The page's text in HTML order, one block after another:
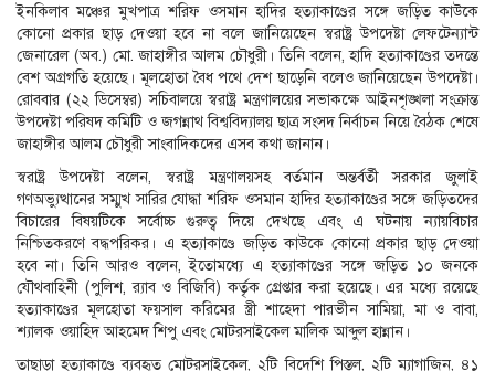
ইনকিলাব মঞ্চের মুখপাত্র শরিফ ওসমান হাদির হত্যাকাণ্ডের সঙ্গে জড়িত কাউকে
কোনো প্রকার ছাড় দেওয়া হবে না বলে জানিয়েছেন স্বরাষ্ট্র উপদেষ্টা লেফটেন্যান্ট
জেনারেল (অব.) মো. জাহাঙ্গীর আলম চৌধুরী। তিনি বলেন, হাদি হত্যাকাণ্ডের তদন্তে
বেশ অগ্রগতি হয়েছে। মূলহোতা বৈধ পথে দেশ ছাড়েনি বলেও জানিয়েছেন উপদেষ্টা।
রোববার (২২ ডিসেম্বর) সচিবালয়ে স্বরাষ্ট্র মন্ত্রণালয়ের সভাকক্ষে আইনশৃঙ্খলা সংক্রান্ত
উপদেষ্টা পরিষদ কমিটি ও জগন্নাথ বিশ্ববিদ্যালয় ছাত্র সংসদ নির্বাচন নিয়ে বৈঠক শেষে
জাহাঙ্গীর আলম চৌধুরী সাংবাদিকদের এসব কথা জানান।
স্বরাষ্ট্র উপদেষ্টা বলেন, স্বরাষ্ট্র মন্ত্রণালয়সহ বর্তমান অন্তর্বর্তী সরকার জুলাই
গণঅভ্যুত্থানের সম্মুখ সারির যোদ্ধা শরিফ ওসমান হাদির হত্যাকাণ্ডের সঙ্গে জড়িতদের
বিচারের বিষয়টিকে সর্বোচ্চ গুরুত্ব দিয়ে দেখছে এবং এ ঘটনায় ন্যায়বিচার
নিশ্চিতকরণে বদ্ধপরিকর। এ হত্যাকাণ্ডে জড়িত কাউকে কোনো প্রকার ছাড় দেওয়া
হবে না। তিনি আরও বলেন, ইতোমধ্যে এ হত্যাকাণ্ডের সঙ্গে জড়িত ১০ জনকে
যৌথবাহিনী (পুলিশ, র‍্যাব ও বিজিবি) কর্তৃক গ্রেপ্তার করা হয়েছে। এর মধ্যে রয়েছে
হত্যাকাণ্ডের মূলহোতা ফয়সাল করিমের স্ত্রী শাহেদা পারভীন সামিয়া, মা ও বাবা,
শ্যালক ওয়াহিদ আহমেদ শিপু এবং মোটরসাইকেল মালিক আব্দুল হান্নান।
তাছাড়া হত্যাকাণ্ডে ব্যবহৃত মোটরসাইকেল, ২টি বিদেশি পিস্তল, ২টি ম্যাগাজিন, ৪১